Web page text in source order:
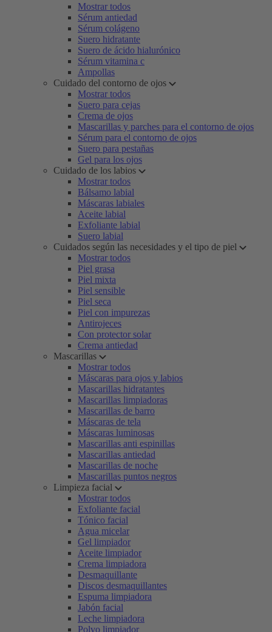
Mostrar todos
Sérum antiedad
Sérum colágeno
Suero hidratante
Suero de ácido hialurónico
Sérum vitamina c
Ampollas
Cuidado del contorno de ojos
Mostrar todos
Suero para cejas
Crema de ojos
Mascarillas y parches para el contorno de ojos
Sérum para el contorno de ojos
Suero para pestañas
Gel para los ojos
Cuidado de los labios
Mostrar todos
Bálsamo labial
Máscaras labiales
Aceite labial
Exfoliante labial
Suero labial
Cuidados según las necesidades y el tipo de piel
Mostrar todos
Piel grasa
Piel mixta
Piel sensible
Piel seca
Piel con impurezas
Antirojeces
Con protector solar
Crema antiedad
Mascarillas
Mostrar todos
Máscaras para ojos y labios
Mascarillas hidratantes
Mascarillas limpiadoras
Mascarillas de barro
Máscaras de tela
Máscaras luminosas
Mascarillas anti espinillas
Mascarillas antiedad
Mascarillas de noche
Mascarillas puntos negros
Limpieza facial
Mostrar todos
Exfoliante facial
Tónico facial
Agua micelar
Gel limpiador
Aceite limpiador
Crema limpiadora
Desmaquillante
Discos desmaquillantes
Espuma limpiadora
Jabón facial
Leche limpiadora
Polvo limpiador